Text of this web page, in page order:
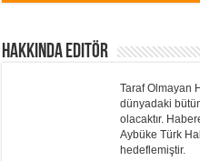
Hakkında Editör
Taraf Olmayan
dünyadaki
olacaktır.
Aybüke Türk
hedeflemiştir.